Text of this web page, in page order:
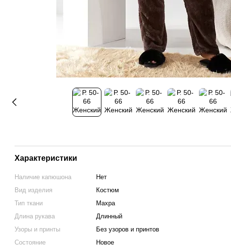
Характеристики
Наличие капюшона
Нет
Вид изделия
Костюм
Тип ткани
Махра
Длина рукава
Длинный
Узоры и принты
Без узоров и принтов
Состояние
Новое